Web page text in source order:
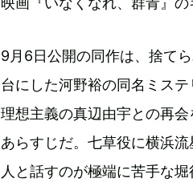
9月6日公開の同作は、捨て
台にした河野裕の同名ミス
理想主義の真辺由宇との再
あらすじだ。七草役に横浜
人と話すのが極端に苦手な